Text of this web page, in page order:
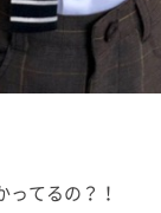
ってるの？！